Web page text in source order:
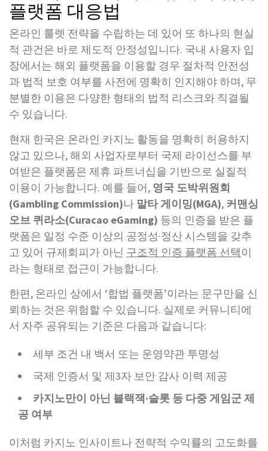
플랫폼 대응법
온라인 룰렛 전략을 수립하는 데 있어 또 하나의 현실
적 관건은 바로 제도적 안정성입니다. 국내 사용자 입
장에서는 해외 플랫폼을 이용할 경우 절차적 안전성
과 법적 보호 여부를 사전에 명확히 인지해야 하며, 무
분별한 이용은 다양한 형태의 법적 리스크와 직결될
수 있습니다.
현재 한국은 온라인 카지노 활동을 명확히 허용하지
않고 있으나, 해외 사업자로부터 국제 라이선스를 부
여받은 플랫폼은 제휴 파트너십을 기반으로 실질적
이용이 가능합니다. 예를 들어, 영국 도박위원회
(Gambling Commission)나 말타 게이밍(MGA), 커맨싱
오브 퀴라소(Curacao eGaming) 등의 인증을 받은 플
랫폼은 일정 수준 이상의 공정성·정산 시스템을 갖추
고 있어 규제회피가 아닌 구조적 인증 플랫폼 선택이
라는 형태로 접근이 가능합니다.
한편, 온라인 상에서 ‘합법 플랫폼’이라는 문구만을 신
뢰하는 것은 위험할 수 있습니다. 실제로 커뮤니티에
서 자주 공유되는 기준은 다음과 같습니다:
세부 조건 내 백서 또는 운영약관 투명성
국제 인증서 및 제3자 보안 감사 이력 제공
카지노만이 아닌 블랙잭·슬롯 등 다중 게임군 제
공 여부
이처럼 카지노 인사이트나 전략적 수익률의 고도화를